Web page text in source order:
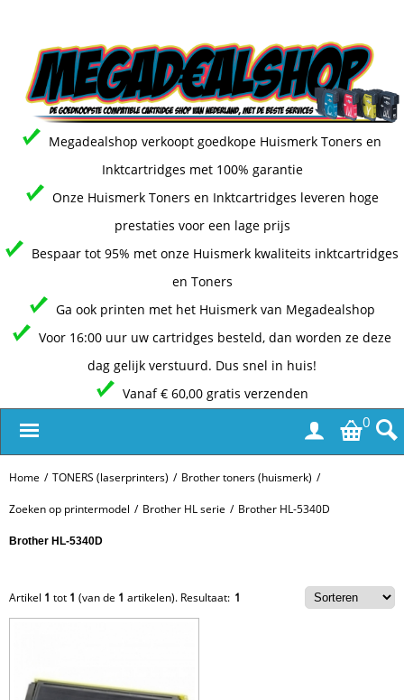
Megadealshop verkoopt goedkope Huismerk Toners en
Inktcartridges met 100% garantie
Onze Huismerk Toners en Inktcartridges leveren hoge
prestaties voor een lage prijs
Bespaar tot 95% met onze Huismerk kwaliteits inktcartridges
en Toners
Ga ook printen met het Huismerk van Megadealshop
Voor 16:00 uur uw cartridges besteld, dan worden ze deze
dag gelijk verstuurd. Dus snel in huis!
Vanaf € 60,00 gratis verzenden
0
Home / TONERS (laserprinters) / Brother toners (huismerk) /
Zoeken op printermodel / Brother HL serie / Brother HL-5340D
Brother HL-5340D
Artikel 1 tot 1 (van de 1 artikelen). Resultaat: 1